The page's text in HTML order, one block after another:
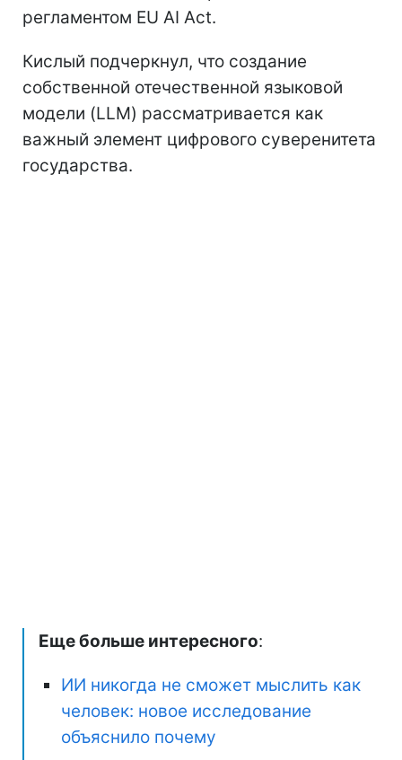
регламентом EU AI Act.
Кислый подчеркнул, что создание
собственной отечественной языковой
модели (LLM) рассматривается как
важный элемент цифрового суверенитета
государства.
Еще больше интересного:
ИИ никогда не сможет мыслить как
человек: новое исследование
объяснило почему